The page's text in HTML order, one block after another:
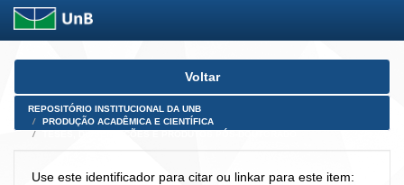
Skip
Voltar
REPOSITÓRIO INSTITUCIONAL DA UNB
PRODUÇÃO ACADÊMICA E CIENTÍFICA
Use este identificador para citar ou linkar para este item: